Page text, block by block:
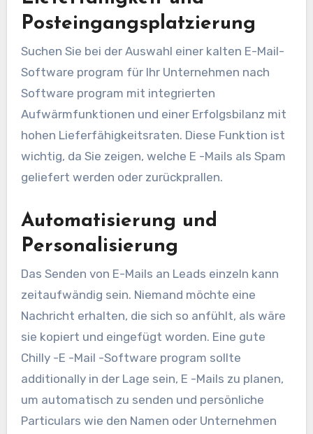
Posteingangsplatzierung
Suchen Sie bei der Auswahl einer kalten E-Mail-
Software program für Ihr Unternehmen nach
Software program mit integrierten
Aufwärmfunktionen und einer Erfolgsbilanz mit
hohen Lieferfähigkeitsraten. Diese Funktion ist
wichtig, da Sie zeigen, welche E -Mails als Spam
geliefert werden oder zurückprallen.
Automatisierung und
Personalisierung
Das Senden von E-Mails an Leads einzeln kann
zeitaufwändig sein. Niemand möchte eine
Nachricht erhalten, die sich so anfühlt, als wäre
sie kopiert und eingefügt worden. Eine gute
Chilly -E -Mail -Software program sollte
additionally in der Lage sein, E -Mails zu planen,
um automatisch zu senden und persönliche
Particulars wie den Namen oder Unternehmen